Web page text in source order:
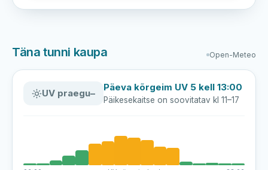
Täna tunni kaupa Open-Meteo
UV praegu–
Päeva kõrgeim UV 5 kell 13:00
Päikesekaitse on soovitatav kl 11–17